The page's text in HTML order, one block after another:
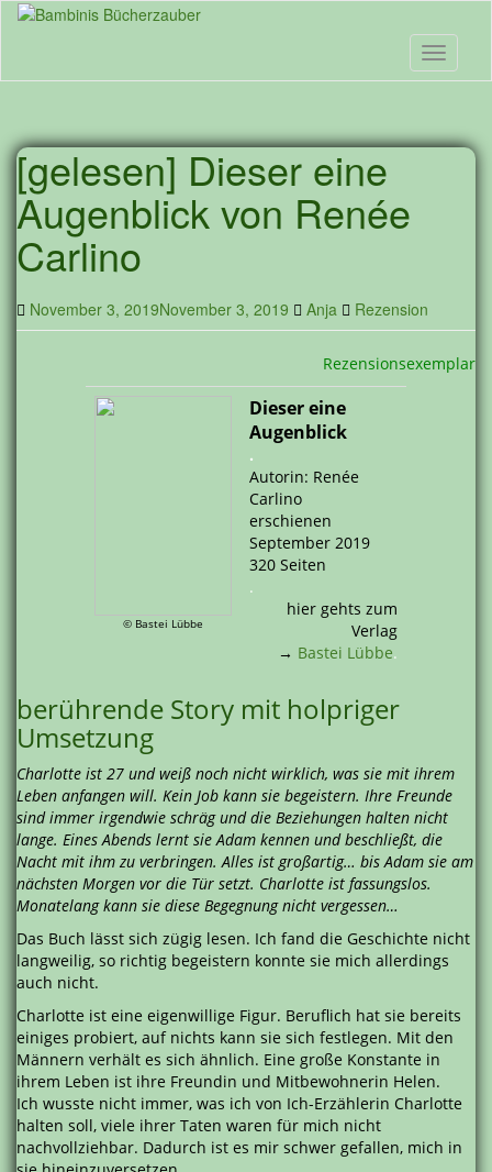
Skip
content
Toggle
[gelesen] Dieser eine
Augenblick von Renée
Carlino
November 3, 2019November 3, 2019 Anja Rezension
Rezensionsexemplar
© Bastei Lübbe
Dieser eine
Augenblick
.
Autorin: Renée
Carlino
erschienen
September 2019
320 Seiten
.
hier gehts zum
Verlag
→ Bastei Lübbe.
berührende Story mit holpriger
Umsetzung
Charlotte ist 27 und weiß noch nicht wirklich, was sie mit ihrem
Leben anfangen will. Kein Job kann sie begeistern. Ihre Freunde
sind immer irgendwie schräg und die Beziehungen halten nicht
lange. Eines Abends lernt sie Adam kennen und beschließt, die
Nacht mit ihm zu verbringen. Alles ist großartig… bis Adam sie am
nächsten Morgen vor die Tür setzt. Charlotte ist fassungslos.
Monatelang kann sie diese Begegnung nicht vergessen…
Das Buch lässt sich zügig lesen. Ich fand die Geschichte nicht
langweilig, so richtig begeistern konnte sie mich allerdings
auch nicht.
Charlotte ist eine eigenwillige Figur. Beruflich hat sie bereits
einiges probiert, auf nichts kann sie sich festlegen. Mit den
Männern verhält es sich ähnlich. Eine große Konstante in
ihrem Leben ist ihre Freundin und Mitbewohnerin Helen.
Ich wusste nicht immer, was ich von Ich-Erzählerin Charlotte
halten soll, viele ihrer Taten waren für mich nicht
nachvollziehbar. Dadurch ist es mir schwer gefallen, mich in